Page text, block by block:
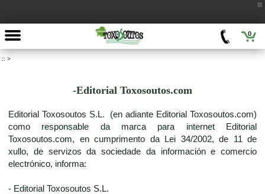
0
:: >
-Editorial Toxosoutos.com
Editorial Toxosoutos S.L. (en adiante Editorial Toxosoutos.com)
como responsable da marca para internet Editorial
Toxosoutos.com, en cumprimento da Lei 34/2002, de 11 de
xullo, de servizos da sociedade da información e comercio
electrónico, informa:
- Editorial Toxosoutos S.L.